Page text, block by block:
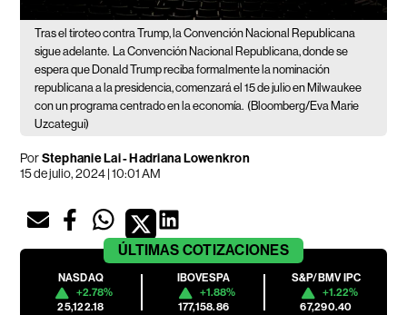
Tras el tiroteo contra Trump, la Convención Nacional Republicana
sigue adelante. La Convención Nacional Republicana, donde se
espera que Donald Trump reciba formalmente la nominación
republicana a la presidencia, comenzará el 15 de julio en Milwaukee
con un programa centrado en la economía. (Bloomberg/Eva Marie
Uzcategui)
PorStephanie Lai - Hadriana Lowenkron
15 de julio, 2024 | 10:01 AM
ÚLTIMAS COTIZACIONES
NASDAQ
+2.78%
25,122.18
IBOVESPA
+1.88%
177,158.86
S&P/BMV IPC
+1.22%
67,290.40